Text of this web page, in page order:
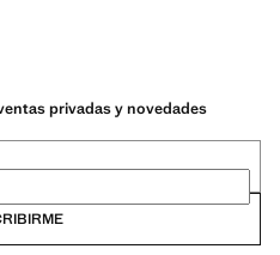
privadas y novedades